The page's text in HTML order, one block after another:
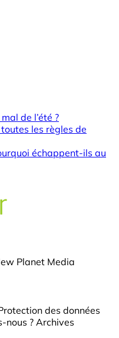
de l’été ?
les règles de
échappent-ils au
Planet Media
des données
nous ? Archives